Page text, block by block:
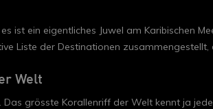
ist ein eigentliches Juwel am Karibischen
Liste der Destinationen
Welt
grösste Korallenriff der Welt kennt ja